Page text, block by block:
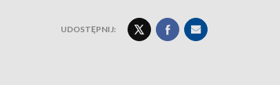
UDOSTĘPNIJ: